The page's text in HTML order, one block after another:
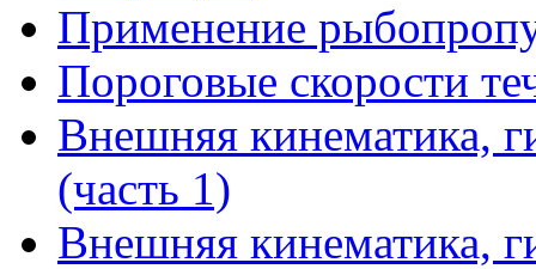
Применение
Пороговые скорости
Внешняя кинематика,
(часть 1)
Внешняя кинематика,